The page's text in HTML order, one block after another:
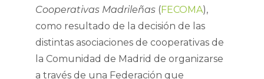
Cooperativas Madrileñas (FECOMA),
como resultado de la decisión de las
distintas asociaciones de cooperativas de
la Comunidad de Madrid de organizarse
a través de una Federación que